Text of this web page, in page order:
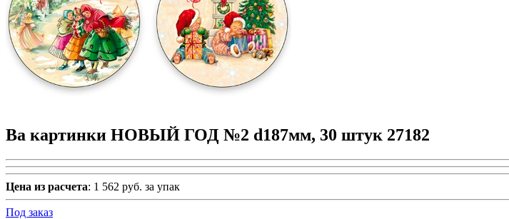
Ва картинки НОВЫЙ ГОД №2 d187мм, 30 штук 27182
Цена из расчета: 1 562 руб. за упак
Под заказ